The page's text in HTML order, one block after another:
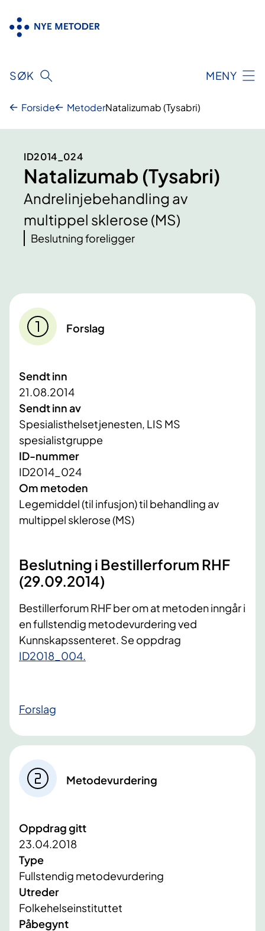
innhold
SØK MENY
Forside MetoderNatalizumab (Tysabri)
ID2014_024
Natalizumab (Tysabri)
Andrelinjebehandling av
multippel sklerose (MS)
Beslutning foreligger
Forslag
Sendt inn
21.08.2014
Sendt inn av
Spesialisthelsetjenesten, LIS MS
spesialistgruppe
ID-nummer
ID2014_024
Om metoden
Legemiddel (til infusjon) til behandling av
multippel sklerose (MS)
Beslutning i Bestillerforum RHF
(29.09.2014)
​Bestillerforum RHF ber om at metoden inngår i
en fullstendig metodevurdering ved
Kunnskapssenteret. Se oppdrag
ID2018_004.
Forslag
Metodevurdering
Oppdrag gitt
23.04.2018
Type
Fullstendig metodevurdering
Utreder
Folkehelseinstituttet
Påbegynt